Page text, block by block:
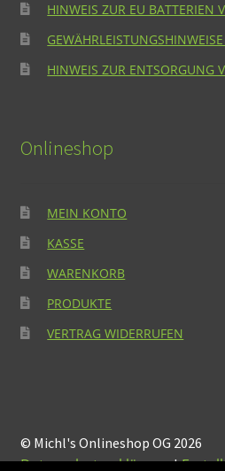
HINWEIS ZUR EU BATTERIEN
HINWEIS ZUR ENTSORGUNG
Onlineshop
MEIN KONTO
KASSE
WARENKORB
PRODUKTE
VERTRAG WIDERRUFEN
© Michl's Onlineshop OG 2026
Datenschutzerklärung